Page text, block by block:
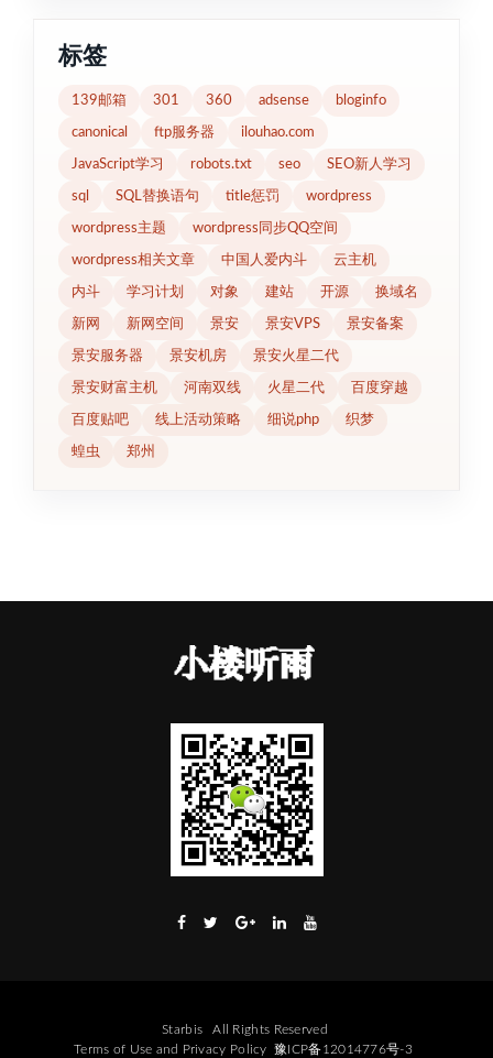
标签
139邮箱 301 360 adsense bloginfo
canonical ftp服务器 ilouhao.com
JavaScript学习 robots.txt seo SEO新人学习
sql SQL替换语句 title惩罚 wordpress
wordpress主题 wordpress同步QQ空间
wordpress相关文章 中国人爱内斗 云主机
内斗 学习计划 对象 建站 开源 换域名
新网 新网空间 景安 景安VPS 景安备案
景安服务器 景安机房 景安火星二代
景安财富主机 河南双线 火星二代 百度穿越
百度贴吧 线上活动策略 细说php 织梦
蝗虫 郑州
Starbis
All Rights Reserved
Terms of Use and Privacy Policy 豫ICP备12014776号-3